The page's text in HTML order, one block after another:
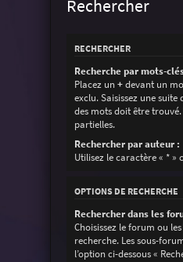
Rechercher
RECHERCHER
Recherche par mots-
Placez un+devant un
exclu. Saisissez une
des mots doit être
partielles.
Rechercher par auteur :
Utilisez le caractère « * »
OPTIONS DE RECHERCHE
Rechercher dans les
Choisissez le forum ou
recherche. Les sous-
l’option ci-dessous «